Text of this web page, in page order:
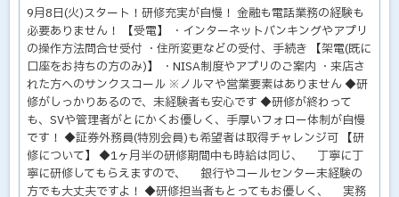
9月8日(火)スタート！研修充実が自慢！ 金融も電話業務の経験も
必要ありません！ 【受電】 ・インターネットバンキングやアプリ
の操作方法問合せ受付 ・住所変更などの受付、手続き 【架電(既に
口座をお持ちの方のみ)】 ・NISA制度やアプリのご案内 ・来店さ
れた方へのサンクスコール ※ノルマや営業要素はありません ◆研
修がしっかりあるので、未経験者も安心です ◆研修が終わって
も、SVや管理者がとにかくお優しく、手厚いフォロー体制が自慢
です！ ◆証券外務員(特別会員)も希望者は取得チャレンジ可 【研
修について】 ◆1ヶ月半の研修期間中も時給は同じ、 丁寧に丁
寧に研修してもらえますので、 銀行やコールセンター未経験の
方でも大丈夫ですよ！ ◆研修担当者もとってもお優しく、 実務